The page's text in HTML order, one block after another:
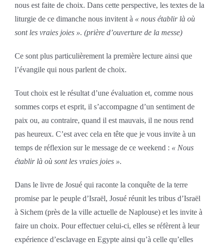
nous est faite de choix. Dans cette perspective, les textes de la
liturgie de ce dimanche nous invitent à « nous établir là où
sont les vraies joies ». (prière d’ouverture de la messe)
Ce sont plus particulièrement la première lecture ainsi que
l’évangile qui nous parlent de choix.
Tout choix est le résultat d’une évaluation et, comme nous
sommes corps et esprit, il s’accompagne d’un sentiment de
paix ou, au contraire, quand il est mauvais, il ne nous rend
pas heureux. C’est avec cela en tête que je vous invite à un
temps de réflexion sur le message de ce weekend : « Nous
établir là où sont les vraies joies ».
Dans le livre de Josué qui raconte la conquête de la terre
promise par le peuple d’Israël, Josué réunit les tribus d’Israël
à Sichem (près de la ville actuelle de Naplouse) et les invite à
faire un choix. Pour effectuer celui-ci, elles se réfèrent à leur
expérience d’esclavage en Egypte ainsi qu’à celle qu’elles